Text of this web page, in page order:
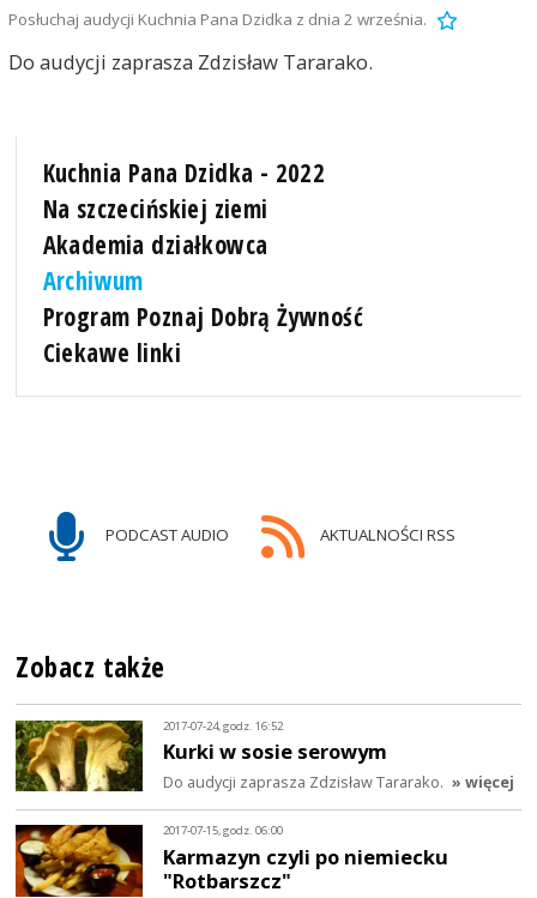
Posłuchaj audycji Kuchnia Pana Dzidka z dnia 2 września.
Do audycji zaprasza Zdzisław Tararako.
Kuchnia Pana Dzidka - 2022
Na szczecińskiej ziemi
Akademia działkowca
Archiwum
Program Poznaj Dobrą Żywność
Ciekawe linki
PODCAST AUDIO AKTUALNOŚCI RSS
Zobacz także
2017-07-24, godz. 16:52
Kurki w sosie serowym
Do audycji zaprasza Zdzisław Tararako. » więcej
2017-07-15, godz. 06:00
Karmazyn czyli po niemiecku
"Rotbarszcz"